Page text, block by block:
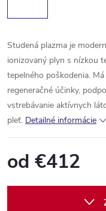
Studená plazma je
ionizovaný plyn s nízkou
tepelného poškodenia.
regeneračné účinky,
vstrebávanie aktívnych
pleť. Detailné informácie
od €412